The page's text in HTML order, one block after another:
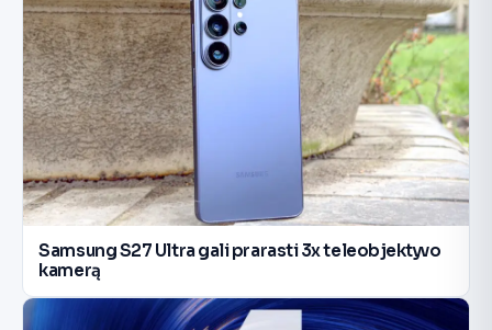
Samsung S27 Ultra gali prarasti 3x teleobjektyvo
kamerą